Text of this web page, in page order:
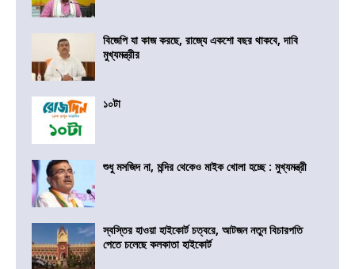
বিজেপি যা কাজ করছে, রাজ্যে একশো বছর থাকবে, দাবি
মুখ্যমন্ত্রীর
১০টা
শুধু মসজিদ না, মন্দির থেকেও মাইক খোলা হচ্ছে : মুখ্যমন্ত্রী
স্বস্তির হাওয়া হাইকোর্ট চত্বরে, আটজন নতুন বিচারপতি
পেতে চলেছে কলকাতা হাইকোর্ট